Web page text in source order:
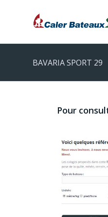
BAVARIA SPORT 29
Pour